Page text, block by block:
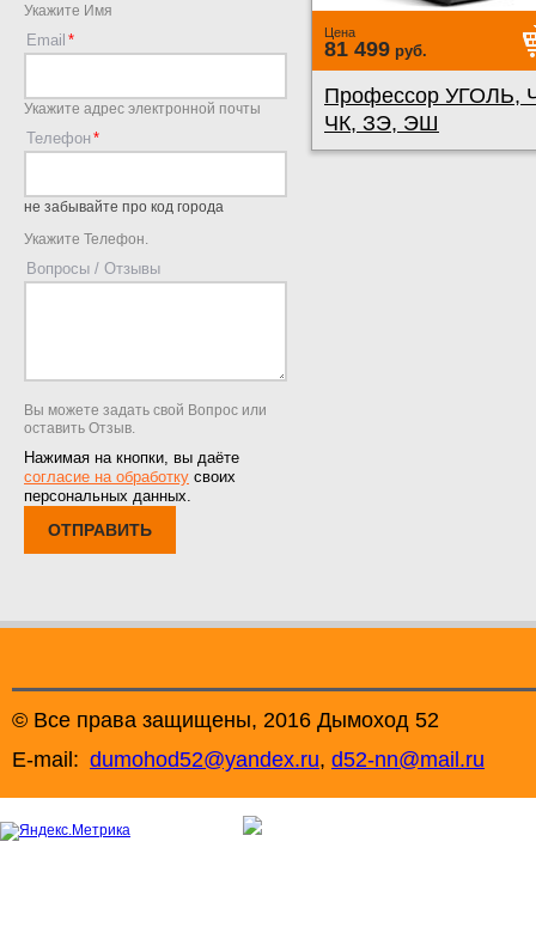
Укажите Имя
Email
Укажите адрес электронной почты
Телефон
не забывайте про код города
Укажите Телефон.
Вопросы / Отзывы
Вы можете задать свой Вопрос или
оставить Отзыв.
Нажимая на кнопки, вы даёте
согласие на обработку своих
персональных данных.
ОТПРАВИТЬ
Цена
81 499 руб.
Профессор УГОЛЬ,
ЧК, ЗЭ, ЭШ
© Все права защищены, 2016 Дымоход
E-mail: dumohod52@yandex.ru, d52-nn@mail.ru